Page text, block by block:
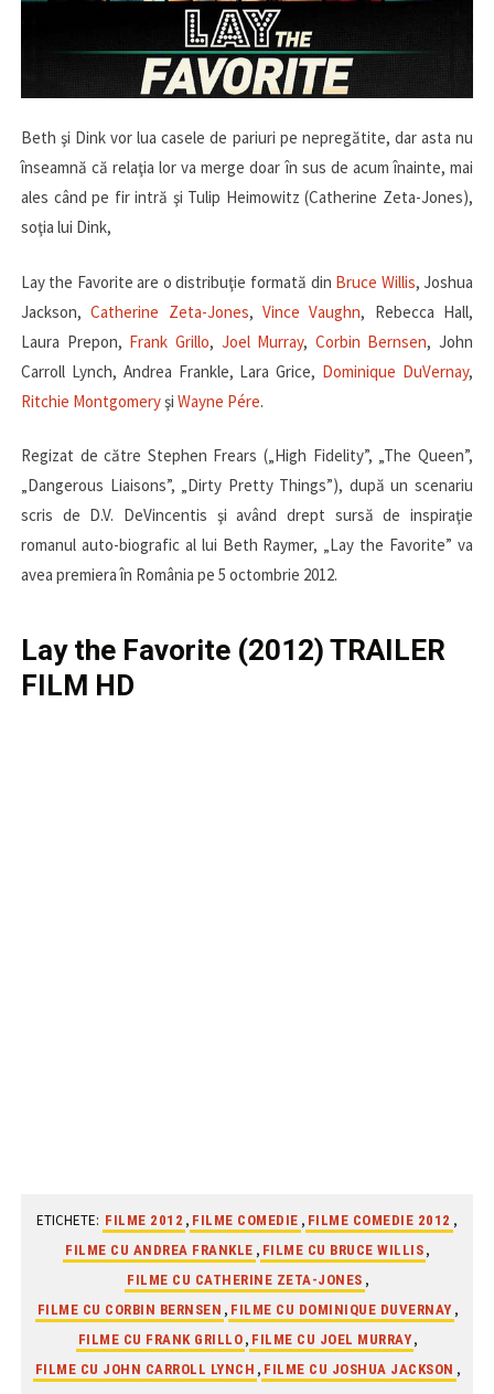
Beth şi Dink vor lua casele de pariuri pe nepregătite, dar asta nu
înseamnă că relaţia lor va merge doar în sus de acum înainte, mai
ales când pe fir intră şi Tulip Heimowitz (Catherine Zeta-Jones),
soţia lui Dink,
Lay the Favorite are o distribuţie formată din Bruce Willis, Joshua
Jackson,Catherine Zeta-Jones,Vince Vaughn, Rebecca Hall,
Laura Prepon, Frank Grillo, Joel Murray, Corbin Bernsen, John
Carroll Lynch, Andrea Frankle, Lara Grice, Dominique DuVernay,
Ritchie Montgomeryşi Wayne Pére.
Regizat de către Stephen Frears („High Fidelity”, „The Queen”,
„Dangerous Liaisons”, „Dirty Pretty Things”), după un scenariu
scris de D.V. DeVincentis şi având drept sursă de inspiraţie
romanul auto-biografic al lui Beth Raymer, „Lay the Favorite” va
avea premiera în România pe 5 octombrie 2012.
Lay the Favorite (2012) TRAILER
FILM HD
ETICHETE: FILME 2012 , FILME COMEDIE , FILME COMEDIE 2012 ,
FILME CU ANDREA FRANKLE , FILME CU BRUCE WILLIS ,
FILME CU CATHERINE ZETA-JONES ,
FILME CU CORBIN BERNSEN , FILME CU DOMINIQUE DUVERNAY ,
FILME CU FRANK GRILLO , FILME CU JOEL MURRAY ,
FILME CU JOHN CARROLL LYNCH , FILME CU JOSHUA JACKSON ,